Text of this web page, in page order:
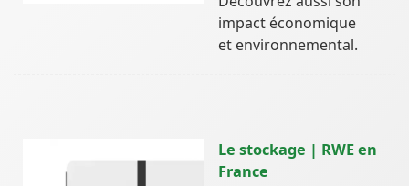
impact économique
et environnemental.
Le stockage | RWE en
France